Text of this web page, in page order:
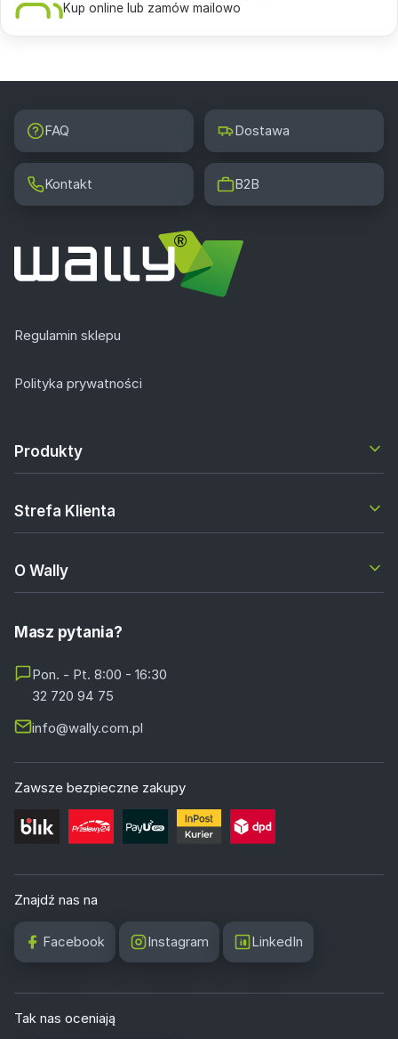
Kup online lub zamów mailowo
FAQ Dostawa
Kontakt B2B
Regulamin sklepu
Polityka prywatności
Produkty
Strefa Klienta
O Wally
Masz pytania?
Pon. - Pt. 8:00 - 16:30
32 720 94 75
info@wally.com.pl
Zawsze bezpieczne zakupy
Znajdź nas na
Facebook Instagram LinkedIn
Tak nas oceniają